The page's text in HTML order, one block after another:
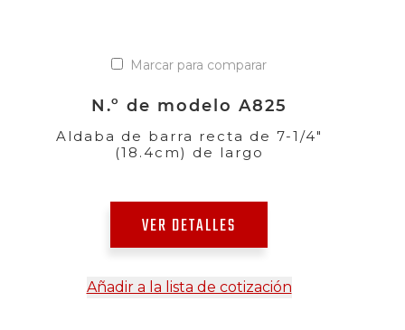
Marcar para comparar
N.º de modelo A825
Aldaba de barra recta de 7-1/4"
(18.4cm) de largo
VER DETALLES
Añadir a la lista de cotización